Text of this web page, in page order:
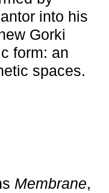
into his
Gorki
form: an
spaces.
Membrane,